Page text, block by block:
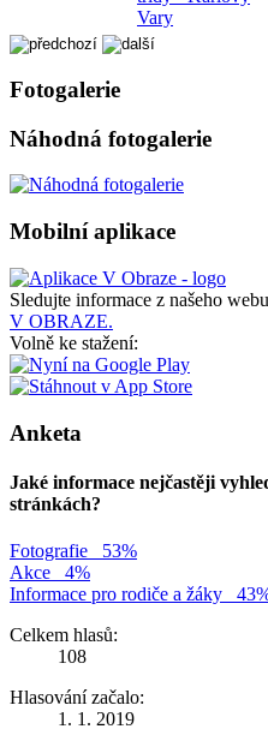
Vary
Fotogalerie
Náhodná fotogalerie
Mobilní aplikace
Sledujte informace z našeho
V OBRAZE.
Volně ke stažení:
Anketa
Jaké informace nejčastěji
stránkách?
Fotografie
53%
Akce
4%
Informace pro rodiče a žáky
Celkem hlasů:
108
Hlasování začalo:
1. 1. 2019